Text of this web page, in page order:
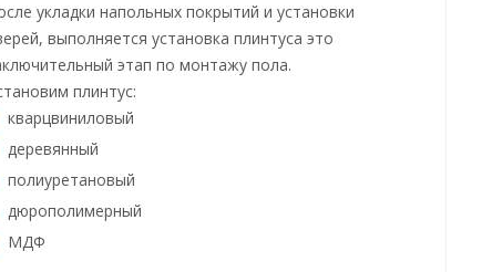
укладки напольных покрытий и установки
выполняется установка плинтуса это
этап по монтажу пола.
плинтус:
кварцвиниловый
деревянный
полиуретановый
дюрополимерный
МДФ